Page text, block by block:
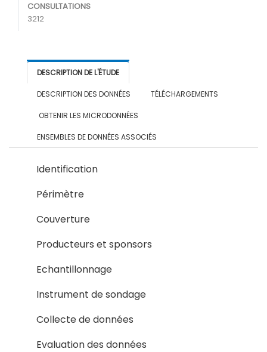
CONSULTATIONS
3212
DESCRIPTION DE L'ÉTUDE
DESCRIPTION DES DONNÉES TÉLÉCHARGEMENTS
OBTENIR LES MICRODONNÉES
ENSEMBLES DE DONNÉES ASSOCIÉS
Identification
Périmètre
Couverture
Producteurs et sponsors
Echantillonnage
Instrument de sondage
Collecte de données
Evaluation des données